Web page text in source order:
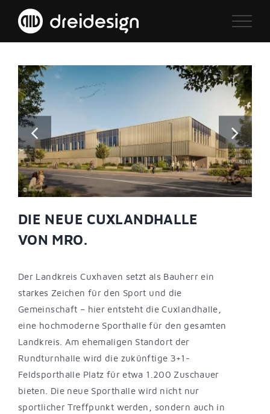
Inhalt
springen
DIE NEUE CUXLANDHALLE
VON MRO.
Der Landkreis Cuxhaven setzt als Bauherr ein
starkes Zeichen für den Sport und die
Gemeinschaft – hier entsteht die Cuxlandhalle,
eine hochmoderne Sporthalle für den gesamten
Landkreis. Am ehemaligen Standort der
Rundturnhalle wird die zukünftige 3+1-
Feldsporthalle Platz für etwa 1.200 Zuschauer
bieten. Die neue Sporthalle wird nicht nur
sportlicher Treffpunkt werden, sondern auch in